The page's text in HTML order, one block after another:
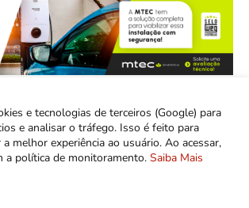
espaço para discutir Brasília, Região
e tecnologias de terceiros (Google) para
e analisar o tráfego. Isso é feito para
melhor experiência ao usuário. Ao acessar,
a política de monitoramento. Saiba Mais